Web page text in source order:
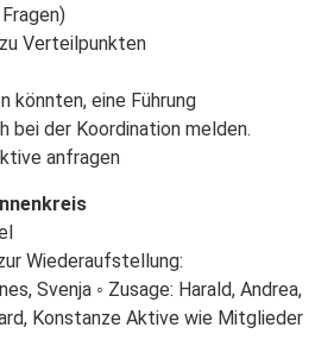
Verteilpunkten
könnten, eine Führung
bei der Koordination melden.
anfragen
Wiederaufstellung:
Svenja ◦ Zusage: Harald, Andrea,
Konstanze Aktive wie Mitglieder